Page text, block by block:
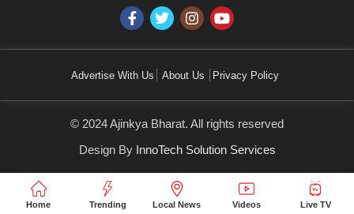
Advertise With Us About Us Privacy Policy
© 2024 Ajinkya Bharat. All rights reserved
Design By InnoTech Solution Services
Home Trending Local News Videos Live TV